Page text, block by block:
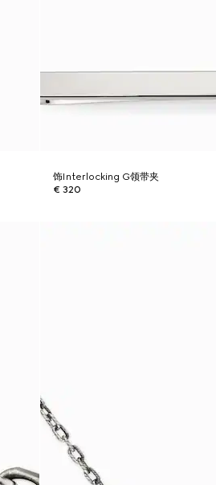
饰Interlocking G领带夹
€ 320